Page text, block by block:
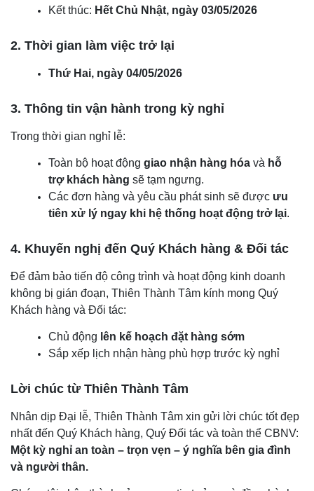
Kết thúc: Hết Chủ Nhật, ngày 03/05/2026
2. Thời gian làm việc trở lại
Thứ Hai, ngày 04/05/2026
3. Thông tin vận hành trong kỳ nghỉ
Trong thời gian nghỉ lễ:
Toàn bộ hoạt động giao nhận hàng hóa và hỗ
trợ khách hàng sẽ tạm ngưng.
Các đơn hàng và yêu cầu phát sinh sẽ được ưu
tiên xử lý ngay khi hệ thống hoạt động trở lại.
4. Khuyến nghị đến Quý Khách hàng & Đối tác
Để đảm bảo tiến độ công trình và hoạt động kinh doanh
không bị gián đoạn, Thiên Thành Tâm kính mong Quý
Khách hàng và Đối tác:
Chủ động lên kế hoạch đặt hàng sớm
Sắp xếp lịch nhận hàng phù hợp trước kỳ nghỉ
Lời chúc từ Thiên Thành Tâm
Nhân dịp Đại lễ, Thiên Thành Tâm xin gửi lời chúc tốt đẹp
nhất đến Quý Khách hàng, Quý Đối tác và toàn thể CBNV:
Một kỳ nghỉ an toàn – trọn vẹn – ý nghĩa bên gia đình
và người thân.